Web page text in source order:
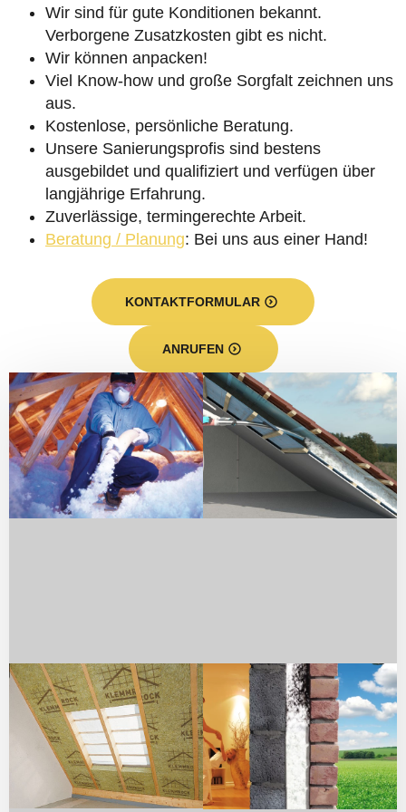
Wir sind für gute Konditionen bekannt.
Verborgene Zusatzkosten gibt es nicht.
Wir können anpacken!
Viel Know-how und große Sorgfalt zeichnen uns
aus.
Kostenlose, persönliche Beratung.
Unsere Sanierungsprofis sind bestens
ausgebildet und qualifiziert und verfügen über
langjährige Erfahrung.
Zuverlässige, termingerechte Arbeit.
Beratung / Planung: Bei uns aus einer Hand!
KONTAKTFORMULAR
ANRUFEN